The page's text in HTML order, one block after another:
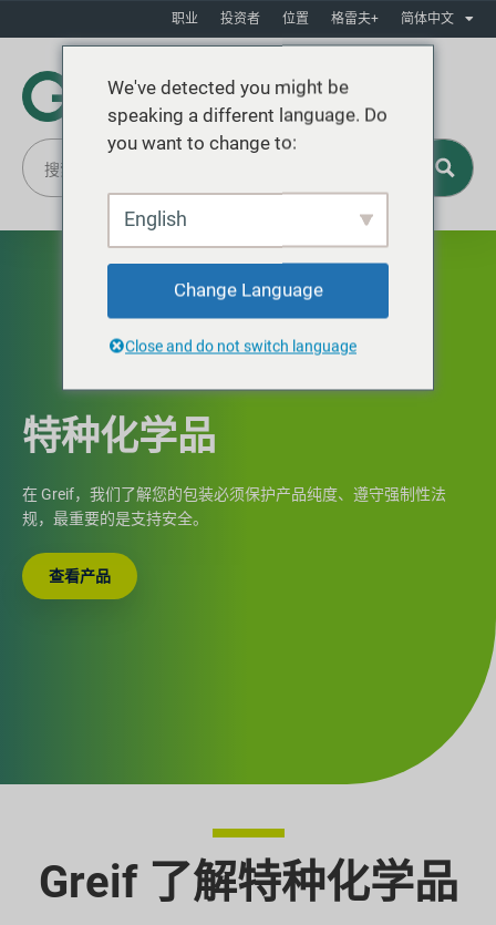
职业 投资者 位置 格雷夫+ 简体中文
特种化学品
在 Greif，我们了解您的包装必须保护产品纯度、遵守强制性法
规，最重要的是支持安全。
查看产品
Greif 了解特种化学品
We've detected you might be
speaking a different language. Do
you want to change to:
English
Change Language
Close and do not switch language